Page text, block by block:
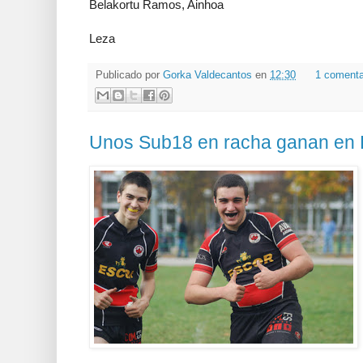
Belakortu Ramos, Ainhoa
Leza
Publicado por Gorka Valdecantos en 12:30 1
Unos Sub18 en racha ganan en